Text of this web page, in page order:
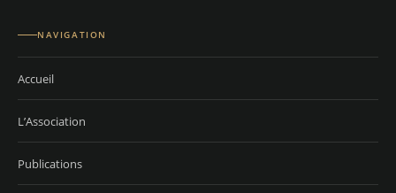
NAVIGATION
Accueil
L’Association
Publications